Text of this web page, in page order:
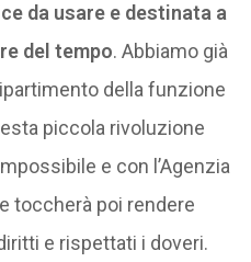
da usare e destinata a
del tempo. Abbiamo già
della funzione
piccola rivoluzione
e con l’Agenzia
toccherà poi rendere
e rispettati i doveri.